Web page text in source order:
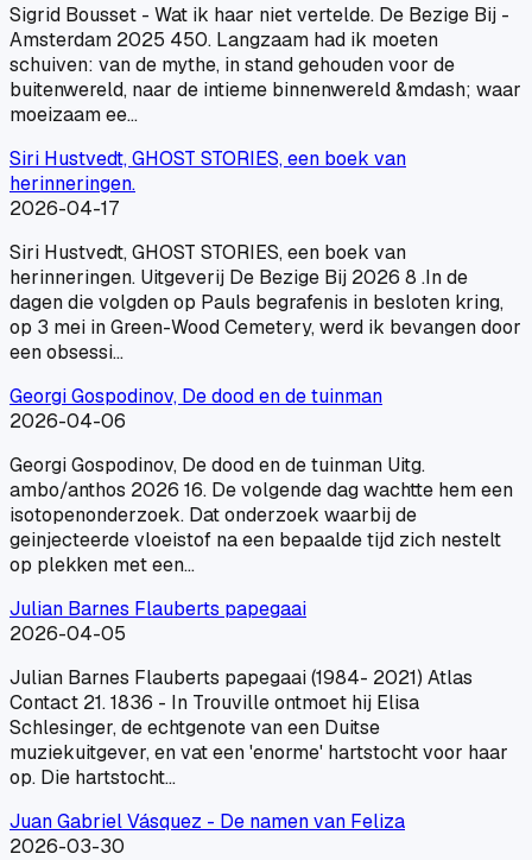
Sigrid Bousset - Wat ik haar niet vertelde. De Bezige Bij -
Amsterdam 2025 450. Langzaam had ik moeten
schuiven: van de mythe, in stand gehouden voor de
buitenwereld, naar de intieme binnenwereld &mdash; waar
moeizaam ee…
Siri Hustvedt, GHOST STORIES, een boek van
herinneringen.
2026-04-17
Siri Hustvedt, GHOST STORIES, een boek van
herinneringen. Uitgeverij De Bezige Bij 2026 8 .In de
dagen die volgden op Pauls begrafenis in besloten kring,
op 3 mei in Green-Wood Cemetery, werd ik bevangen door
een obsessi…
Georgi Gospodinov, De dood en de tuinman
2026-04-06
Georgi Gospodinov, De dood en de tuinman Uitg.
ambo/anthos 2026 16. De volgende dag wachtte hem een
isotopenonderzoek. Dat onderzoek waarbij de
geinjecteerde vloeistof na een bepaalde tijd zich nestelt
op plekken met een…
Julian Barnes Flauberts papegaai
2026-04-05
Julian Barnes Flauberts papegaai (1984- 2021) Atlas
Contact 21. 1836 - In Trouville ontmoet hij Elisa
Schlesinger, de echtgenote van een Duitse
muziekuitgever, en vat een 'enorme' hartstocht voor haar
op. Die hartstocht…
Juan Gabriel Vásquez - De namen van Feliza
2026-03-30